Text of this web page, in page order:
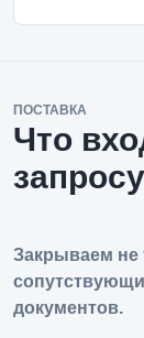
ПОСТАВКА
Что
запросу
Закрываем не
документов.